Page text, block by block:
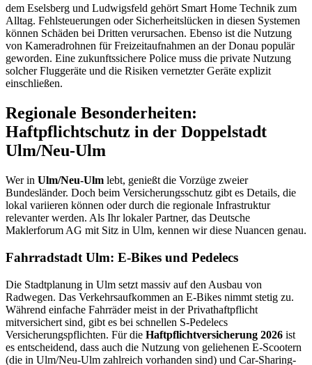
dem Eselsberg und Ludwigsfeld gehört Smart Home Technik zum
Alltag. Fehlsteuerungen oder Sicherheitslücken in diesen Systemen
können Schäden bei Dritten verursachen. Ebenso ist die Nutzung
von Kameradrohnen für Freizeitaufnahmen an der Donau populär
geworden. Eine zukunftssichere Police muss die private Nutzung
solcher Fluggeräte und die Risiken vernetzter Geräte explizit
einschließen.
Regionale Besonderheiten:
Haftpflichtschutz in der Doppelstadt
Ulm/Neu-Ulm
Wer in Ulm/Neu-Ulm lebt, genießt die Vorzüge zweier
Bundesländer. Doch beim Versicherungsschutz gibt es Details, die
lokal variieren können oder durch die regionale Infrastruktur
relevanter werden. Als Ihr lokaler Partner, das Deutsche
Maklerforum AG mit Sitz in Ulm, kennen wir diese Nuancen genau.
Fahrradstadt Ulm: E-Bikes und Pedelecs
Die Stadtplanung in Ulm setzt massiv auf den Ausbau von
Radwegen. Das Verkehrsaufkommen an E-Bikes nimmt stetig zu.
Während einfache Fahrräder meist in der Privathaftpflicht
mitversichert sind, gibt es bei schnellen S-Pedelecs
Versicherungspflichten. Für die Haftpflichtversicherung 2026 ist
es entscheidend, dass auch die Nutzung von geliehenen E-Scootern
(die in Ulm/Neu-Ulm zahlreich vorhanden sind) und Car-Sharing-